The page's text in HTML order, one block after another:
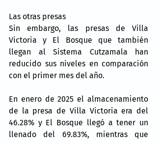
Las otras presas
Sin embargo, las presas de Villa
Victoria y El Bosque que también
llegan al Sistema Cutzamala han
reducido sus niveles en comparación
con el primer mes del año.
En enero de 2025 el almacenamiento
de la presa de Villa Victoria era del
46.28% y El Bosque llegó a tener un
llenado del 69.83%, mientras que